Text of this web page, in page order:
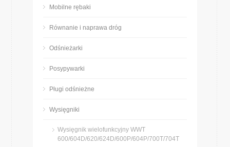
Mobilne rębaki
Równanie i naprawa dróg
Odśnieżarki
Posypywarki
Pługi odśnieżne
Wysięgniki
Wysięgnik wielofunkcyjny WWT
600/604D/620/624D/600P/604P/700T/704T